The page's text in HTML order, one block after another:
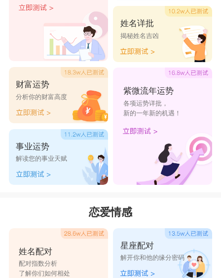
水瓶女和白羊男的关系：
白羊座男生的确是当代铁憨憨中的荣耀王者，
但是水瓶也很喜欢白羊男这样铁憨憨的样子，同样
也会非常欣赏白羊男这种用行动来表示爱意的方
式。而水瓶座女生的风趣幽默有时候也能点醒白羊
男，让他们觉得这个女孩好有趣、好多变。关于吵
架，有个特点值得其他情侣借鉴，那就是吵架不隔
夜，有话直说，不冷战，不摔门而出，不会憋在心
里。可见水瓶和白羊虽然吵得凶，但还是彼此在乎
水瓶女和白羊男在一起的注意事项：
瓶与朋友在一起的样子(尤其是异性)，所以为了维
系幸福，双方都应该与异性保持好良性的关系，有
矛盾就解决，不要憋在心里，好在羊儿和瓶子都是
有话直说的人，不会引起不必要的误会，羊儿有的
财富运势
分析你的财富高度
事业运势
解读您的事业天赋
姓名详批
揭秘姓名吉凶
紫微流年运势
各项运势详批，
新的一年新的机遇！
恋爱情感
姓名配对
配对指数分析
了解你们如何相处
星座配对
解开你和他的缘分密码